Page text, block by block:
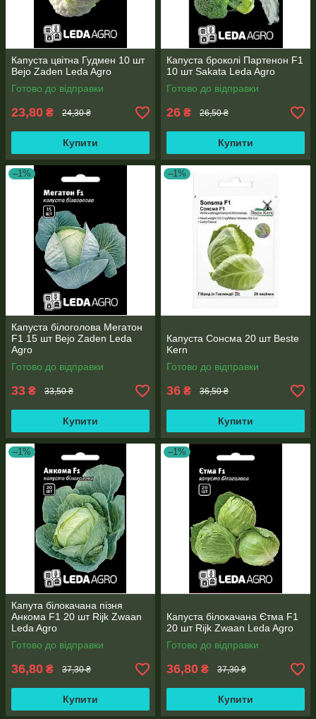
Капуста цвітна Гудмен 10 шт
Bejo Zaden Leda Agro
Готово до відправки
23,80 ₴ 24,30 ₴
Купити
Капуста броколі Партенон F1
10 шт Sakata Leda Agro
Готово до відправки
26 ₴ 26,50 ₴
Купити
–1%
Капуста білоголова Мегатон
F1 15 шт Bejo Zaden Leda
Agro
Готово до відправки
33 ₴ 33,50 ₴
Купити
–1%
Капуста Сонсма 20 шт Beste
Kern
Готово до відправки
36 ₴ 36,50 ₴
Купити
–1%
Капута білокачана пізня
Анкома F1 20 шт Rijk Zwaan
Leda Agro
Готово до відправки
36,80 ₴ 37,30 ₴
Купити
–1%
Капуста білокачана Єтма F1
20 шт Rijk Zwaan Leda Agro
Готово до відправки
36,80 ₴ 37,30 ₴
Купити